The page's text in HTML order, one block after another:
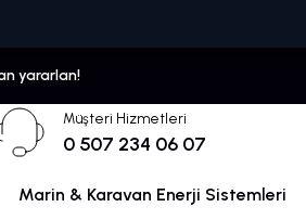
yararlan!
Müşteri Hizmetleri
0 507 234 06 07
Marin & Karavan Enerji Sistemleri